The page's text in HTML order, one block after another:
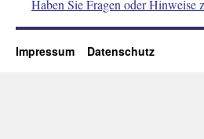
Haben Sie Fragen oder Hinweise
Impressum Datenschutz